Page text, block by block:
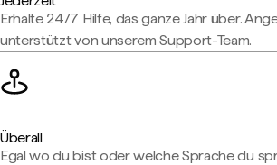
Erhalte 24/7 Hilfe, das ganze Jahr über.
unterstützt von unserem Support-Team.
Überall
Egal wo du bist oder welche Sprache du